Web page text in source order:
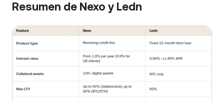
Resumen de Nexo y Ledn